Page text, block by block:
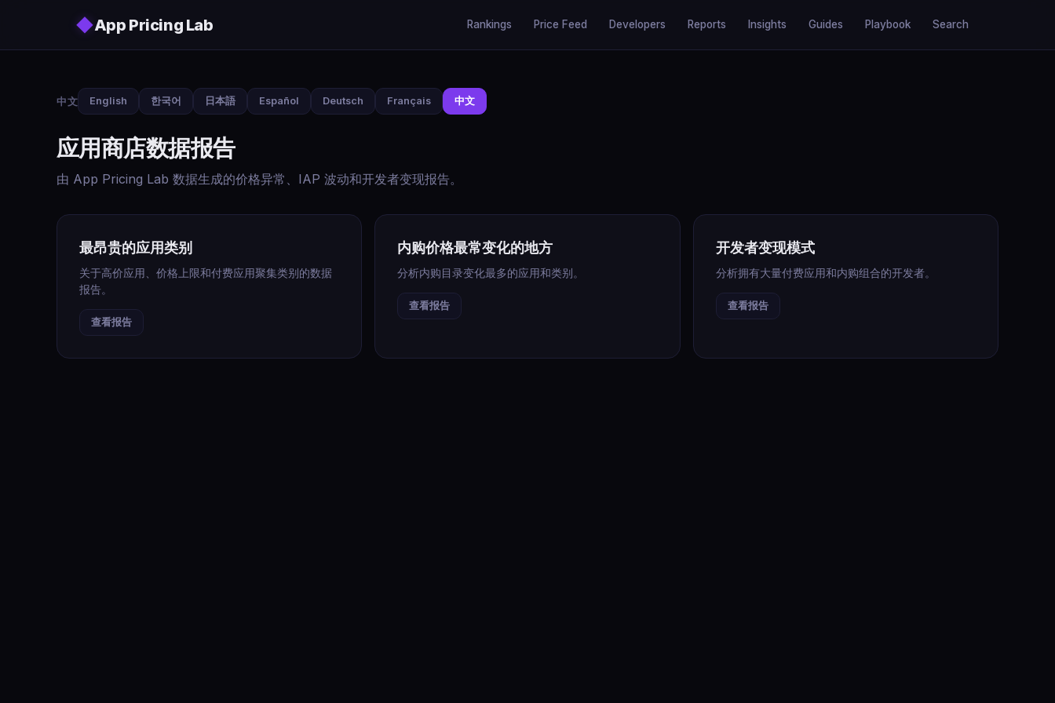
◆App Pricing Lab Rankings Price Feed Developers Reports Insights Guides Playbook Search
中文 English 한국어 日本語 Español Deutsch Français 中文
应用商店数据报告
由 App Pricing Lab 数据生成的价格异常、IAP 波动和开发者变现报告。
最昂贵的应用类别
关于高价应用、价格上限和付费应用聚集类别的数据
报告。
查看报告
内购价格最常变化的地方
分析内购目录变化最多的应用和类别。
查看报告
开发者变现模式
分析拥有大量付费应用和内购组合的开发者。
查看报告